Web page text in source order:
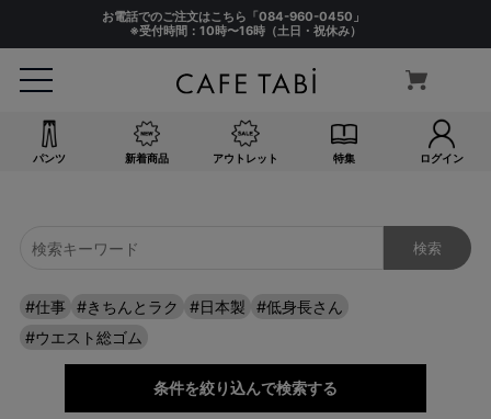
お電話でのご注文はこちら「084-960-0450 」
※受付時間：10時〜16時（土日・祝休み）
パンツ 新着商品 アウトレット 特集 ログイン
#仕事 #きちんとラク #日本製
#低身長さん
#ウエスト総ゴム
条件を絞り込んで検索する
指定なし
3L(73)
指定なし
ホワイト系
ベージュ系
グレー系